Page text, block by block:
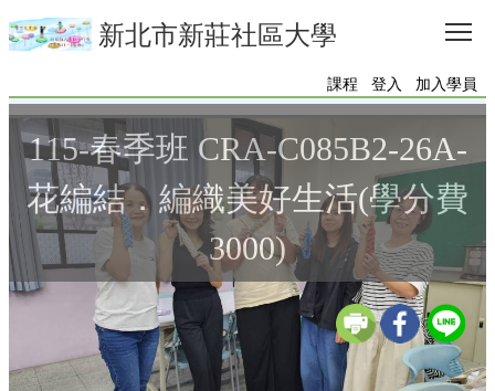
新北市新莊社區大學
課程 登入 加入學員
115-春季班 CRA-C085B2-26A-
花編結．編織美好生活(學分費
3000)